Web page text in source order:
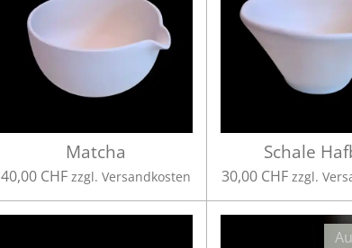
Matcha
40,00 CHF zzgl. Versandkosten
Schale
30,00 CHF zzgl.